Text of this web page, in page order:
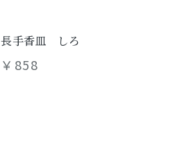
長手香皿 しろ
￥858